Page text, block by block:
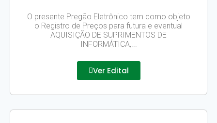
O presente Pregão Eletrônico tem como objeto
o Registro de Preços para futura e eventual
AQUISIÇÃO DE SUPRIMENTOS DE
INFORMÁTICA,...
Ver Edital